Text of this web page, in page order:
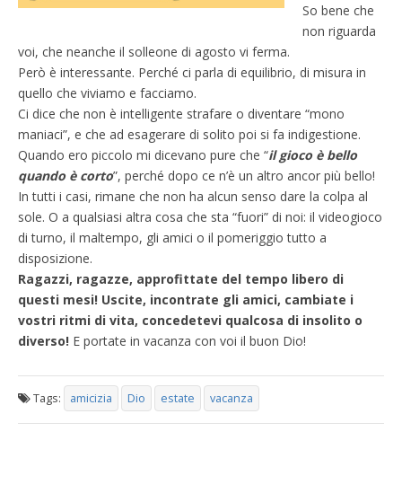
So bene che
non riguarda
voi, che neanche il solleone di agosto vi ferma.
Però è interessante. Perché ci parla di equilibrio, di misura in
quello che viviamo e facciamo.
Ci dice che non è intelligente strafare o diventare “mono
maniaci”, e che ad esagerare di solito poi si fa indigestione.
Quando ero piccolo mi dicevano pure che “il gioco è bello
quando è corto”, perché dopo ce n’è un altro ancor più bello!
In tutti i casi, rimane che non ha alcun senso dare la colpa al
sole. O a qualsiasi altra cosa che sta “fuori” di noi: il videogioco
di turno, il maltempo, gli amici o il pomeriggio tutto a
disposizione.
Ragazzi, ragazze, approfittate del tempo libero di
questi mesi! Uscite, incontrate gli amici, cambiate i
vostri ritmi di vita, concedetevi qualcosa di insolito o
diverso! E portate in vacanza con voi il buon Dio!
Tags: amicizia Dio estate vacanza